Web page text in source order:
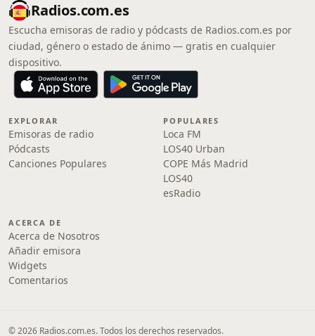
Radios.com.es
Escucha emisoras de radio y pódcasts de Radios.com.es por
ciudad, género o estado de ánimo — gratis en cualquier
dispositivo.
EXPLORAR
Emisoras de radio
Pódcasts
Canciones Populares
POPULARES
Loca FM
LOS40 Urban
COPE Más Madrid
LOS40
esRadio
ACERCA DE
Acerca de Nosotros
Añadir emisora
Widgets
Comentarios
© 2026 Radios.com.es. Todos los derechos reservados.